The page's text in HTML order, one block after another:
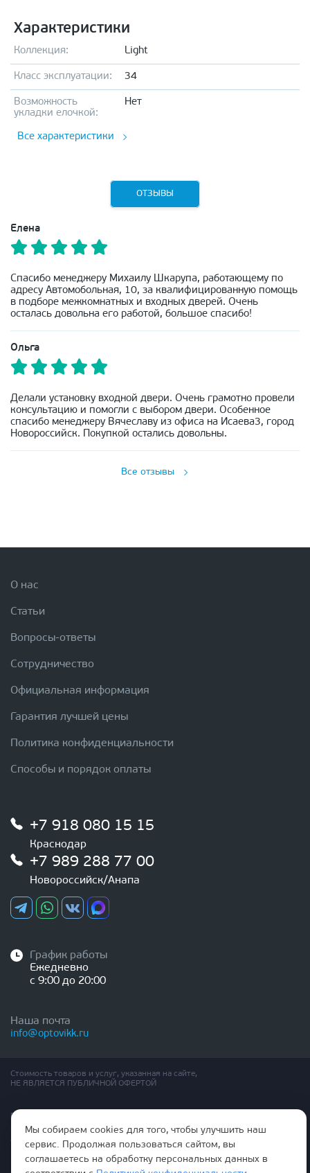
Характеристики
Коллекция: Light
Класс эксплуатации: 34
Возможность
укладки елочкой:
Нет
Все характеристики
ОТЗЫВЫ
Елена
Спасибо менеджеру Михаилу Шкарупа, работающему по
адресу Автомобольная, 10, за квалифицированную помощь
в подборе межкомнатных и входных дверей. Очень
осталась довольна его работой, большое спасибо!
Ольга
Делали установку входной двери. Очень грамотно провели
консультацию и помогли с выбором двери. Особенное
спасибо менеджеру Вячеславу из офиса на Исаева3, город
Новороссийск. Покупкой остались довольны.
Все отзывы
О нас
Статьи
Вопросы-ответы
Сотрудничество
Официальная информация
Гарантия лучшей цены
Политика конфиденциальности
Способы и порядок оплаты
+7 918 080 15 15
Краснодар
+7 989 288 77 00
Новороссийск/Анапа
График работы
Ежедневно
с 9:00 до 20:00
Наша почта
info@optovikk.ru
Стоимость товаров и услуг, указанная на сайте,
НЕ ЯВЛЯЕТСЯ ПУБЛИЧНОЙ ОФЕРТОЙ
Правила эксплутации входных и межкомнатных дверей
Политика обработки персональных данных
Согласие на обработку персональных данных
Мы собираем cookies для того, чтобы улучшить наш
сервис. Продолжая пользоваться сайтом, вы
соглашаетесь на обработку персональных данных в